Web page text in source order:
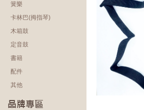
簧樂
卡林巴(拇指琴)
木箱鼓
定音鼓
書籍
配件
其他